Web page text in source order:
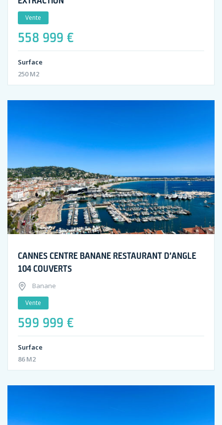
Vente
558 999 €
Surface
250 M2
CANNES CENTRE BANANE RESTAURANT D’ANGLE
104 COUVERTS
Banane
Vente
599 999 €
Surface
86 M2